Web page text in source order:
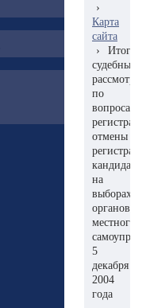
›
Карта
сайта
›
Итоги
судебных
по
вопросам
отмены
кандидатов
на
выборах
органов
местного
5
декабря
2004
года